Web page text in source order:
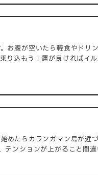
お腹が空いたら軽食やドリ
り込もう！運が良ければイ
めたらカランガマン島が近
テンションが上がること間